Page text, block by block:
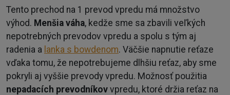
Tento prechod na 1 prevod vpredu má množstvo
výhod. Menšia váha, kedže sme sa zbavili veľkých
nepotrebných prevodov vpredu a spolu s tým aj
radenia a lanka s bowdenom. Väčšie napnutie reťaze
vďaka tomu, že nepotrebujeme dlhšiu reťaz, aby sme
pokryli aj vyššie prevody vpredu. Možnosť použitia
nepadacích prevodníkov vpredu, ktoré držia reťaz na